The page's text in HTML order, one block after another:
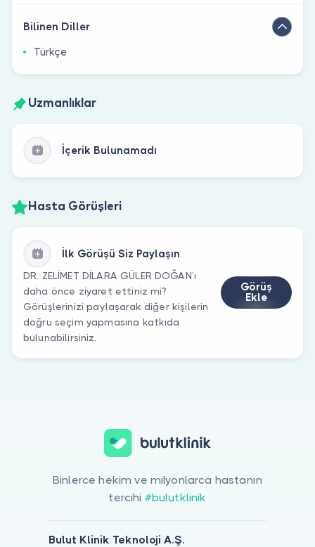
Bilinen Diller
Türkçe
Uzmanlıklar
İçerik Bulunamadı
Hasta Görüşleri
İlk Görüşü Siz Paylaşın
DR. ZELİMET DİLARA GÜLER DOĞAN’ı
daha önce ziyaret ettiniz mi?
Görüşlerinizi paylaşarak diğer kişilerin
doğru seçim yapmasına katkıda
bulunabilirsiniz.
Görüş
Ekle
Binlerce hekim ve milyonlarca hastanın
tercihi #bulutklinik
Bulut Klinik Teknoloji A.Ş.